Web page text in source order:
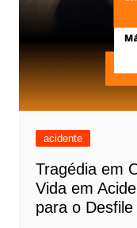
acidente
Tragédia em
Vida em
para o